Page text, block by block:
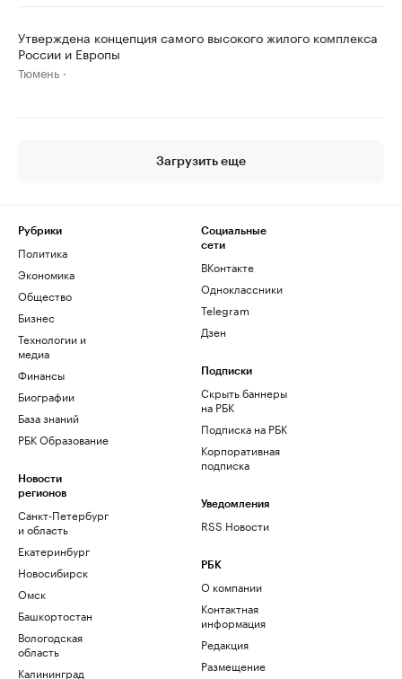
Утверждена концепция самого высокого жилого комплекса
России и Европы
Тюмень
Загрузить еще
Рубрики
Политика
Экономика
Общество
Бизнес
Технологии и
медиа
Финансы
Биографии
База знаний
РБК Образование
Новости
регионов
Санкт-Петербург
и область
Екатеринбург
Новосибирск
Омск
Башкортостан
Вологодская
область
Калининград
Социальные
сети
ВКонтакте
Одноклассники
Telegram
Дзен
Подписки
Скрыть баннеры
на РБК
Подписка на РБК
Корпоративная
подписка
Уведомления
RSS Новости
РБК
О компании
Контактная
информация
Редакция
Размещение